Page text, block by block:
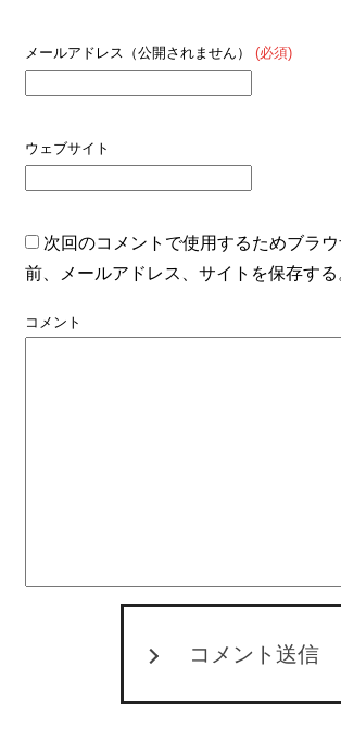
メールアドレス（公開されません） (必須)
ウェブサイト
次回のコメントで使用するためブラ
前、メールアドレス、サイトを保存する
コメント
コメント送信